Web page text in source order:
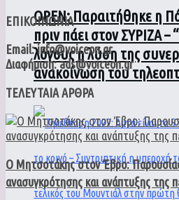
ΟPEN: Παραιτήθηκε η
πριν πάει στον ΣΥΡΙΖΑ –
λόγους η λύση της
ανακοίνωση του
ΕΠΙΚΟΙΝΩΝΙΑ
Email: info@voiceon.gr
Διαφήμιση: ads@voiceon.gr
ΤΕΛΕΥΤΑΙΑ ΑΡΘΡΑ
Ο Μητσοτάκης στον Έβρο:
ανασυγκρότησης και ανάπτυξης της